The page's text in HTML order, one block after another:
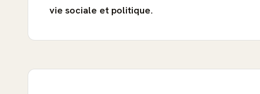
vie sociale et politique.